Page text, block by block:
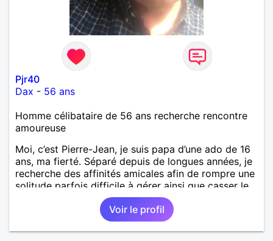
Pjr40
Dax - 56 ans
Homme célibataire de 56 ans recherche rencontre
amoureuse
Moi, c’est Pierre-Jean, je suis papa d’une ado de 16
ans, ma fierté. Séparé depuis de longues années, je
recherche des affinités amicales afin de rompre une
solitude parfois difficile à gérer ainsi que casser le
vague à l’âme. L’amitié reste extrêmement
importante à mes yeux mais peut se décliner en des
sentiments plus puissants. « Le temps fera son
œuvre » disait Arthur Schopenhauer, philosophe
Voir le profil